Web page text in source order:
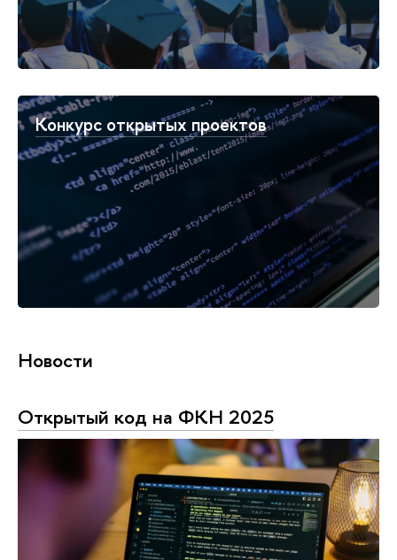
Конкурс открытых проектов
Новости
Открытый код на ФКН 2025